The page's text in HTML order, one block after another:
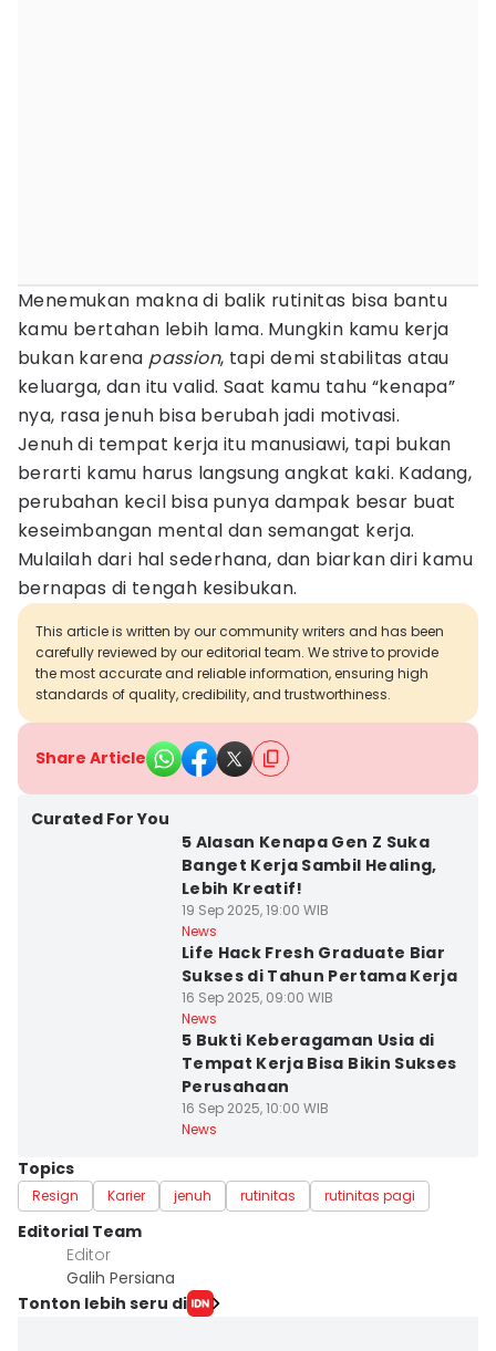
Menemukan makna di balik rutinitas bisa bantu
kamu bertahan lebih lama. Mungkin kamu kerja
bukan karena passion, tapi demi stabilitas atau
keluarga, dan itu valid. Saat kamu tahu “kenapa”
nya, rasa jenuh bisa berubah jadi motivasi.
Jenuh di tempat kerja itu manusiawi, tapi bukan
berarti kamu harus langsung angkat kaki. Kadang,
perubahan kecil bisa punya dampak besar buat
keseimbangan mental dan semangat kerja.
Mulailah dari hal sederhana, dan biarkan diri kamu
bernapas di tengah kesibukan.
This article is written by our community writers and has been
carefully reviewed by our editorial team. We strive to provide
the most accurate and reliable information, ensuring high
standards of quality, credibility, and trustworthiness.
Share Article
Curated For You
5 Alasan Kenapa Gen Z Suka
Banget Kerja Sambil Healing,
Lebih Kreatif!
19 Sep 2025, 19:00 WIB
News
Life Hack Fresh Graduate Biar
Sukses di Tahun Pertama Kerja
16 Sep 2025, 09:00 WIB
News
5 Bukti Keberagaman Usia di
Tempat Kerja Bisa Bikin Sukses
Perusahaan
16 Sep 2025, 10:00 WIB
News
Topics
Resign Karier jenuh rutinitas rutinitas pagi
Editorial Team
Editor
Galih Persiana
Tonton lebih seru di